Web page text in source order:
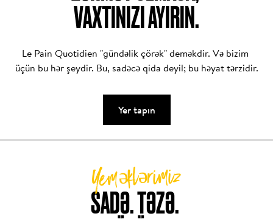
Çörək sadəcə əsas qida deyil — sadəlik və
un, duz və zamanla hazırlanmış hər bir çörək, səbirlə
işlənilən sənətkarlığın və təmiz qidalanmaya
qoruyub saxlamayan dünyada əsl fərq yaradır.
Bəs çörəyimizi fərqli edən nədir? Sadəcə içindəkilər
deyil — həm də qəsdən daxil etmədiklərimizdir.
VAXTINIZI AYIRIN.
Le Pain Quotidien "gündəlik çörək" deməkdir. Və bizim
üçün bu hər şeydir. Bu, sadəcə qida deyil; bu həyat tərzidir.
Yer tapın
SADƏ. TƏZƏ.
Yeməklərimiz